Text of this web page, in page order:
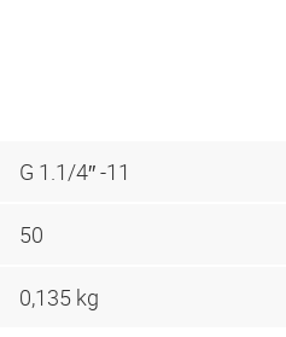
G 1.1/4″ -11
50
0,135 kg